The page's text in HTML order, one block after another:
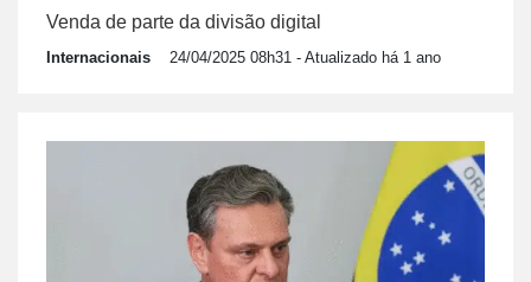
Venda de parte da divisão digital
Internacionais 24/04/2025 08h31 - Atualizado há 1 ano